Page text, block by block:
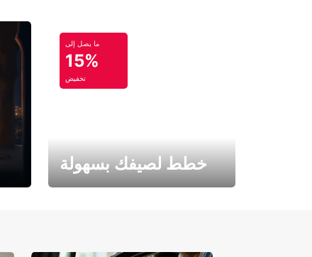
ما يصل إلى
15%
تخفيض
خطط لصيفك بسهولة